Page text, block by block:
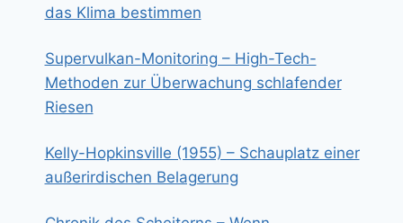
das Klima bestimmen
Supervulkan-Monitoring – High-Tech-
Methoden zur Überwachung schlafender
Riesen
Kelly-Hopkinsville (1955) – Schauplatz einer
außerirdischen Belagerung